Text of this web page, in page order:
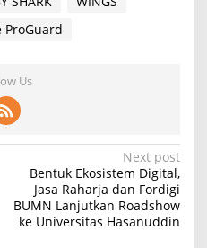
ProGuard
Us
Next post
Bentuk Ekosistem Digital,
Jasa Raharja dan Fordigi
BUMN Lanjutkan Roadshow
ke Universitas Hasanuddin